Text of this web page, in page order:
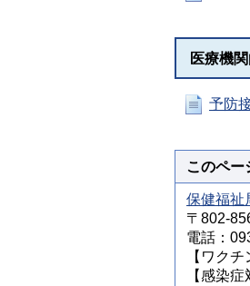
医療機
予防
このペー
保健福祉
〒802-
電話：
【ワク
【感染